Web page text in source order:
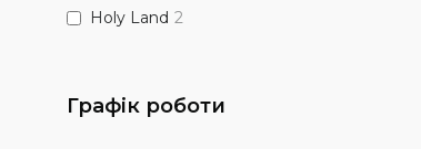
Holy Land 2
Графік роботи